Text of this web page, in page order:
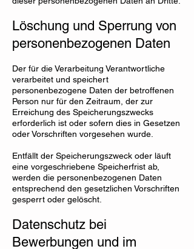
Löschung und Sperrung von
personenbezogenen Daten
Der für die Verarbeitung Verantwortliche
verarbeitet und speichert
personenbezogene Daten der betroffenen
Person nur für den Zeitraum, der zur
Erreichung des Speicherungszwecks
erforderlich ist oder sofern dies in Gesetzen
oder Vorschriften vorgesehen wurde.
Entfällt der Speicherungszweck oder läuft
eine vorgeschriebene Speicherfrist ab,
werden die personenbezogenen Daten
entsprechend den gesetzlichen Vorschriften
gesperrt oder gelöscht.
Datenschutz bei
Bewerbungen und im